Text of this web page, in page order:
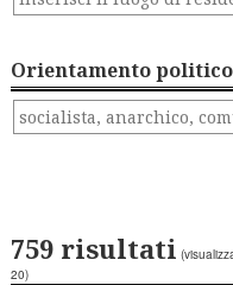
Orientamento politico
759 risultati
20)